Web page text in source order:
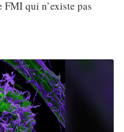
qui n’existe pas